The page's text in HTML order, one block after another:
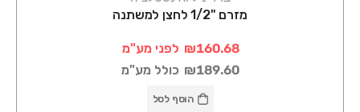
מזרם "1/2 לחצן למשתנה
₪160.68 לפני מע"מ
₪189.60 כולל מע"מ
הוסף לסל